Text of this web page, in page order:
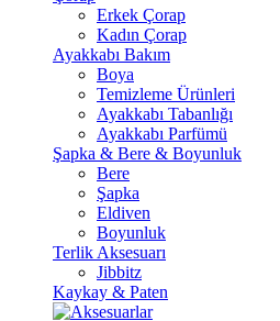
Erkek Çorap
Kadın Çorap
Ayakkabı Bakım
Boya
Temizleme Ürünleri
Ayakkabı Tabanlığı
Ayakkabı Parfümü
Şapka & Bere & Boyunluk
Bere
Şapka
Eldiven
Boyunluk
Terlik Aksesuarı
Jibbitz
Kaykay & Paten